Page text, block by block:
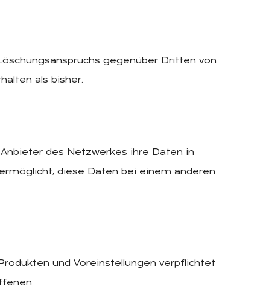
gegenüber Dritten von
als bisher.
des Netzwerkes ihre Daten in
diese Daten bei einem anderen
und Voreinstellungen verpflichtet